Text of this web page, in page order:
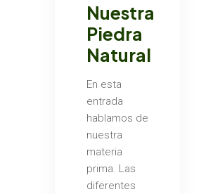
Nuestra
Piedra
Natural
En esta
entrada
hablamos de
nuestra
materia
prima. Las
diferentes